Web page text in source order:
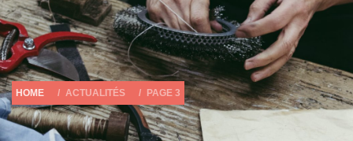
HOME ACTUALITÉS PAGE 3